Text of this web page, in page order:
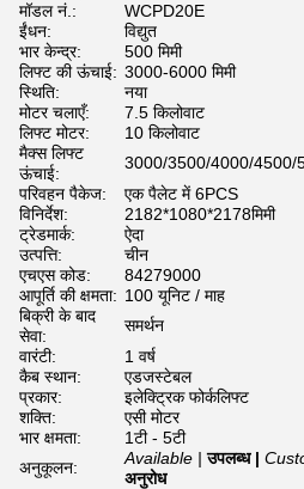
मॉडल नं.:
WCPD20E
ईंधन:
विद्युत
भार केन्द्र:
500 मिमी
लिफ्ट की ऊंचाई: 3000-6000 मिमी
स्थिति:
नया
मोटर चलाएँ:
7.5 किलोवाट
लिफ्ट मोटर:
10 किलोवाट
मैक्स लिफ्ट
ऊंचाई:
3000/3500/4000/4500/
परिवहन पैकेज:
एक पैलेट में 6PCS
विनिर्देश:
2182*1080*2178मिमी
ट्रेडमार्क:
ऐदा
उत्पत्ति:
चीन
एचएस कोड:
84279000
आपूर्ति की क्षमता: 100 यूनिट / माह
बिक्री के बाद
सेवा:
समर्थन
वारंटी:
1 वर्ष
कैब स्थान:
एडजस्टेबल
प्रकार:
इलेक्ट्रिक फोर्कलिफ्ट
शक्ति:
एसी मोटर
भार क्षमता:
1टी - 5टी
अनुकूलन:
Available | उपलब्ध |
अनुरोध